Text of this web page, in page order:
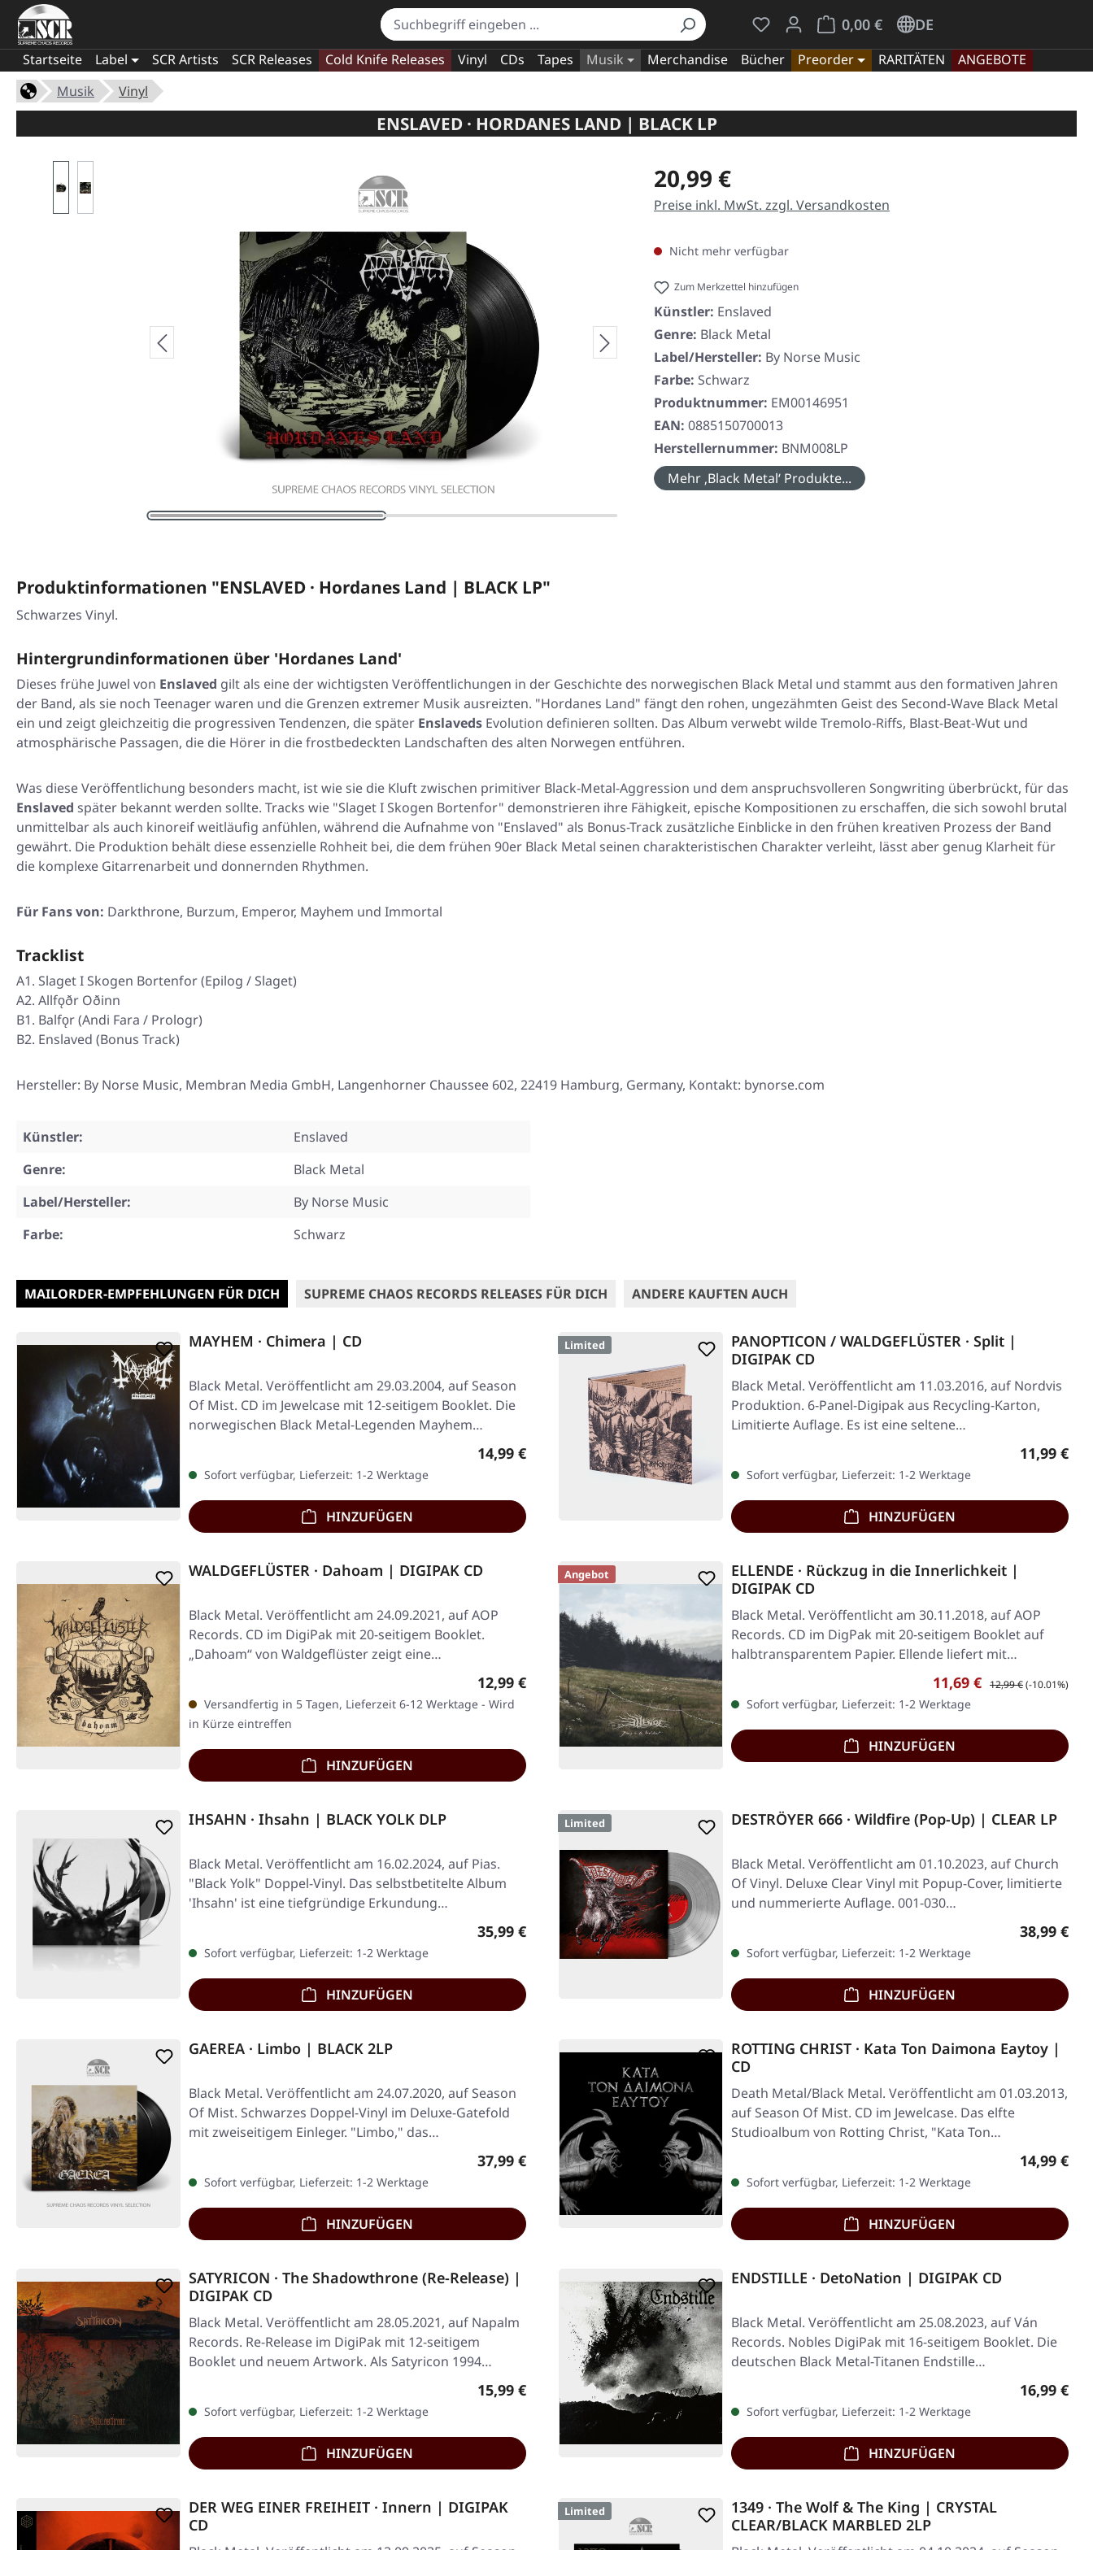
Du hast 0 Produkte auf dem Merkzettel
0,00 €
Warenkorb enthält 0 Positionen. Der
DE
Startseite Label SCR Artists SCR Releases Cold Knife Releases Vinyl CDs Tapes Musik Merchandise Bücher Preorder RARITÄTEN
ANGEBOTE
Musik
Vinyl
ENSLAVED · HORDANES LAND | BLACK LP
Regulärer Preis:
20,99 €
Preise inkl. MwSt. zzgl. Versandkosten
Nicht mehr verfügbar
Zum Merkzettel hinzufügen
Künstler: Enslaved
Genre: Black Metal
Label/Hersteller: By Norse Music
Farbe: Schwarz
Produktnummer: EM00146951
EAN: 0885150700013
Herstellernummer: BNM008LP
Mehr ‚Black Metal‘ Produkte...
Produktinformationen "ENSLAVED · Hordanes Land | BLACK LP"
Schwarzes Vinyl.
Hintergrundinformationen über 'Hordanes Land'
Dieses frühe Juwel von Enslaved gilt als eine der wichtigsten Veröffentlichungen in der Geschichte des norwegischen Black Metal und stammt aus den formativen Jahren
der Band, als sie noch Teenager waren und die Grenzen extremer Musik ausreizten. "Hordanes Land" fängt den rohen, ungezähmten Geist des Second-Wave Black Metal
ein und zeigt gleichzeitig die progressiven Tendenzen, die später Enslaveds Evolution definieren sollten. Das Album verwebt wilde Tremolo-Riffs, Blast-Beat-Wut und
atmosphärische Passagen, die die Hörer in die frostbedeckten Landschaften des alten Norwegen entführen.
Was diese Veröffentlichung besonders macht, ist wie sie die Kluft zwischen primitiver Black-Metal-Aggression und dem anspruchsvolleren Songwriting überbrückt, für das
Enslaved später bekannt werden sollte. Tracks wie "Slaget I Skogen Bortenfor" demonstrieren ihre Fähigkeit, epische Kompositionen zu erschaffen, die sich sowohl brutal
unmittelbar als auch kinoreif weitläufig anfühlen, während die Aufnahme von "Enslaved" als Bonus-Track zusätzliche Einblicke in den frühen kreativen Prozess der Band
gewährt. Die Produktion behält diese essenzielle Rohheit bei, die dem frühen 90er Black Metal seinen charakteristischen Charakter verleiht, lässt aber genug Klarheit für
die komplexe Gitarrenarbeit und donnernden Rhythmen.
Für Fans von: Darkthrone, Burzum, Emperor, Mayhem und Immortal
Tracklist
A1. Slaget I Skogen Bortenfor (Epilog / Slaget)
A2. Allfǫðr Oðinn
B1. Balfǫr (Andi Fara / Prologr)
B2. Enslaved (Bonus Track)
Hersteller: By Norse Music, Membran Media GmbH, Langenhorner Chaussee 602, 22419 Hamburg, Germany, Kontakt: bynorse.com
Künstler:
Enslaved
Genre:
Black Metal
Label/Hersteller:
By Norse Music
Farbe:
Schwarz
MAILORDER-EMPFEHLUNGEN FÜR DICH SUPREME CHAOS RECORDS RELEASES FÜR DICH ANDERE KAUFTEN AUCH
MAYHEM · Chimera | CD
Black Metal. Veröffentlicht am 29.03.2004, auf Season
Of Mist. CD im Jewelcase mit 12-seitigem Booklet. Die
norwegischen Black Metal-Legenden Mayhem…
Regulärer Preis:
14,99 €
Sofort verfügbar, Lieferzeit: 1-2 Werktage
HINZUFÜGEN
Limited
PANOPTICON / WALDGEFLÜSTER · Split |
DIGIPAK CD
Black Metal. Veröffentlicht am 11.03.2016, auf Nordvis
Produktion. 6-Panel-Digipak aus Recycling-Karton,
Limitierte Auflage. Es ist eine seltene…
Regulärer
11,99 €
Sofort verfügbar, Lieferzeit: 1-2 Werktage
HINZUFÜGEN
WALDGEFLÜSTER · Dahoam | DIGIPAK CD
Black Metal. Veröffentlicht am 24.09.2021, auf AOP
Records. CD im DigiPak mit 20-seitigem Booklet.
„Dahoam“ von Waldgeflüster zeigt eine…
Regulärer Preis:
12,99 €
Versandfertig in 5 Tagen, Lieferzeit 6-12 Werktage - Wird
in Kürze eintreffen
HINZUFÜGEN
Angebot
ELLENDE · Rückzug in die Innerlichkeit |
DIGIPAK CD
Black Metal. Veröffentlicht am 30.11.2018, auf AOP
Records. CD im DigPak mit 20-seitigem Booklet auf
halbtransparentem Papier. Ellende liefert mit…
Verkaufspreis:
11,69 € Regulärer Preis:
12,99 €(-10.01%)
Sofort verfügbar, Lieferzeit: 1-2 Werktage
HINZUFÜGEN
IHSAHN · Ihsahn | BLACK YOLK DLP
Black Metal. Veröffentlicht am 16.02.2024, auf Pias.
"Black Yolk" Doppel-Vinyl. Das selbstbetitelte Album
'Ihsahn' ist eine tiefgründige Erkundung…
Regulärer Preis:
35,99 €
Sofort verfügbar, Lieferzeit: 1-2 Werktage
HINZUFÜGEN
Limited DESTRÖYER 666 · Wildfire (Pop-Up) | CLEAR LP
Black Metal. Veröffentlicht am 01.10.2023, auf Church
Of Vinyl. Deluxe Clear Vinyl mit Popup-Cover, limitierte
und nummerierte Auflage. 001-030…
Regulärer
38,99 €
Sofort verfügbar, Lieferzeit: 1-2 Werktage
HINZUFÜGEN
GAEREA · Limbo | BLACK 2LP
Black Metal. Veröffentlicht am 24.07.2020, auf Season
Of Mist. Schwarzes Doppel-Vinyl im Deluxe-Gatefold
mit zweiseitigem Einleger. "Limbo," das…
Regulärer Preis:
37,99 €
Sofort verfügbar, Lieferzeit: 1-2 Werktage
HINZUFÜGEN
ROTTING CHRIST · Kata Ton Daimona Eaytoy |
CD
Death Metal/Black Metal. Veröffentlicht am 01.03.2013,
auf Season Of Mist. CD im Jewelcase. Das elfte
Studioalbum von Rotting Christ, "Kata Ton…
Regulärer
14,99 €
Sofort verfügbar, Lieferzeit: 1-2 Werktage
HINZUFÜGEN
SATYRICON · The Shadowthrone (Re-Release) |
DIGIPAK CD
Black Metal. Veröffentlicht am 28.05.2021, auf Napalm
Records. Re-Release im DigiPak mit 12-seitigem
Booklet und neuem Artwork. Als Satyricon 1994…
Regulärer Preis:
15,99 €
Sofort verfügbar, Lieferzeit: 1-2 Werktage
HINZUFÜGEN
ENDSTILLE · DetoNation | DIGIPAK CD
Black Metal. Veröffentlicht am 25.08.2023, auf Ván
Records. Nobles DigiPak mit 16-seitigem Booklet. Die
deutschen Black Metal-Titanen Endstille…
Regulärer
16,99 €
Sofort verfügbar, Lieferzeit: 1-2 Werktage
HINZUFÜGEN
DER WEG EINER FREIHEIT · Innern | DIGIPAK
CD
Limited
1349 · The Wolf & The King | CRYSTAL
CLEAR/BLACK MARBLED 2LP